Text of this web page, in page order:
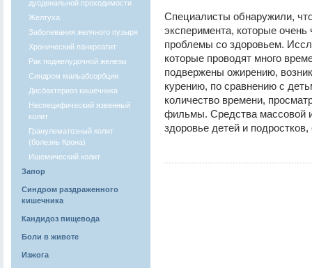
дуоденальной проходимости
Желтуха
Заболевания желчного пузыря
Хронический панкреатит
Рак поджелудочной железы
Синдром мальабсорбции
Дисбактериоз кишечника
Неспецифический язвенный
колит
Гранулематозный колит
(болезнь Крона)
Ишемический колит
Запор
Синдром раздраженного
кишечника
Кандидоз пищевода
Боли в животе
Изжога
Специалисты обнаружили,
эксперимента, которые очень
проблемы со здоровьем.
которые проводят много
подвержены ожирению,
курению, по сравнению с
количество времени,
фильмы. Средства массовой
здоровье детей и